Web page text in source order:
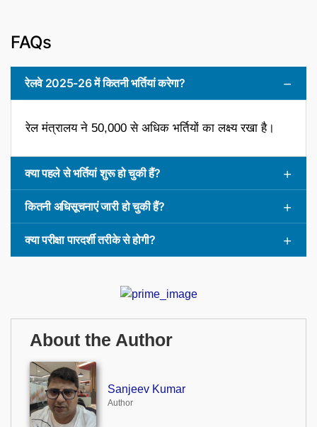
FAQs
रेलवे 2025-26 में कितनी भर्तियां करेगा?
रेल मंत्रालय ने 50,000 से अधिक भर्तियों का लक्ष्य रखा है।
क्या पहले से भर्तियां शुरू हो चुकी हैं?
कितनी अधिसूचनाएं जारी हो चुकी हैं?
क्या परीक्षा पारदर्शी तरीके से होगी?
About the Author
Sanjeev Kumar
Author